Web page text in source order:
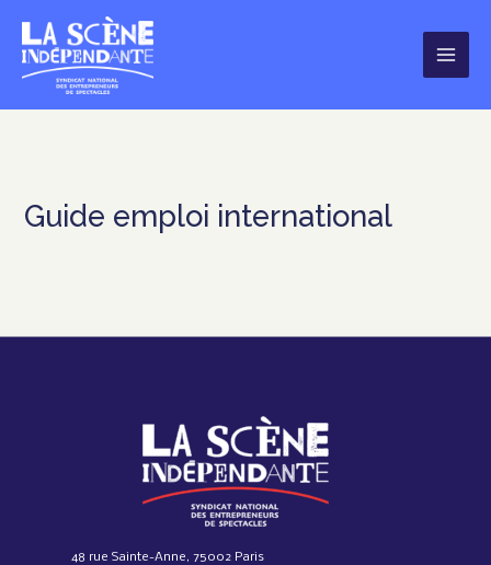
contenu
Guide emploi international
48 rue Sainte-Anne, 75002 Paris